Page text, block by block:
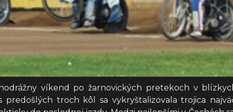
víkend po žarnovických pretekoch v
predošlých troch kôl sa vykryštalizovala trojica